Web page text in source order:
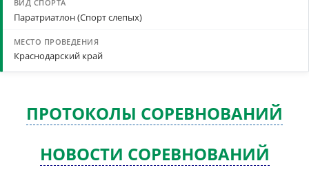
Паратриатлон (Спорт слепых)
Краснодарский край
ПРОТОКОЛЫ СОРЕВНОВАНИЙ
НОВОСТИ СОРЕВНОВАНИЙ